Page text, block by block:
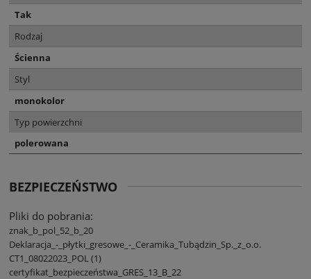
Tak
Rodzaj
Ścienna
Styl
monokolor
Typ powierzchni
polerowana
BEZPIECZEŃSTWO
Pliki do pobrania:
znak_b_pol_52_b_20
Deklaracja_-_płytki_gresowe_-_Ceramika_Tubądzin_Sp._z_o.o.
CT1_08022023_POL (1)
certyfikat_bezpieczeństwa_GRES_13_B_22